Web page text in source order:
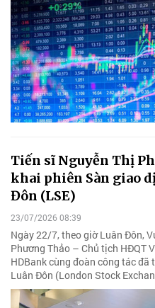
Tiến sĩ Nguyễn Thị
khai phiên Sàn giao
Đôn (LSE)
23/07/2026 08:39
Ngày 22/7, theo giờ Luân Đôn,
Phương Thảo – Chủ tịch HĐQT
HDBank cùng đoàn công tác
Luân Đôn (London Stock